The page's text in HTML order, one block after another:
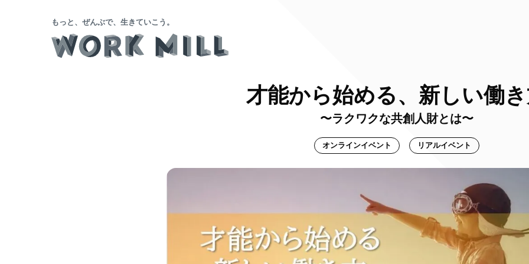
もっと、ぜんぶで、生きていこう。
才能から始める、新しい働
〜ラクワクな共創人財とは〜
オンラインイベント リアルイベント